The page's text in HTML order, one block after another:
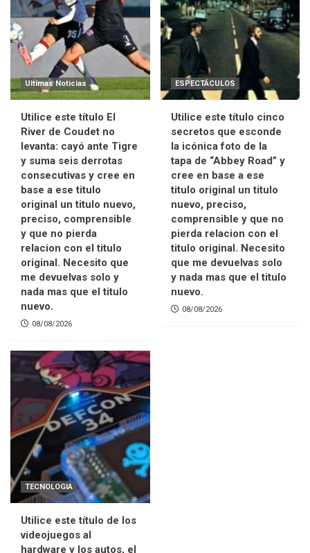
Ultimas Noticias
Utilice este título El
River de Coudet no
levanta: cayó ante Tigre
y suma seis derrotas
consecutivas y cree en
base a ese titulo
original un titulo nuevo,
preciso, comprensible
y que no pierda
relacion con el titulo
original. Necesito que
me devuelvas solo y
nada mas que el titulo
nuevo.
08/08/2026
ESPECTÁCULOS
Utilice este título cinco
secretos que esconde
la icónica foto de la
tapa de “Abbey Road” y
cree en base a ese
titulo original un titulo
nuevo, preciso,
comprensible y que no
pierda relacion con el
titulo original. Necesito
que me devuelvas solo
y nada mas que el titulo
nuevo.
08/08/2026
TECNOLOGIA
Utilice este título de los
videojuegos al
hardware y los autos, el